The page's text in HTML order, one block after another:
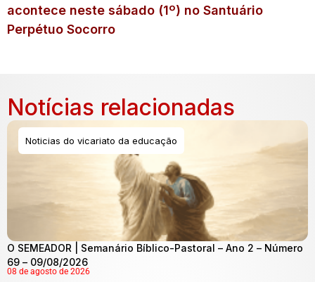
acontece neste sábado (1º) no Santuário
Perpétuo Socorro
Notícias relacionadas
Noticias do vicariato da educação
O SEMEADOR | Semanário Bíblico-Pastoral – Ano 2 – Número
69 – 09/08/2026
08 de agosto de 2026